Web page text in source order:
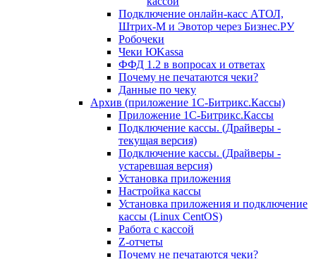
Подключение онлайн-касс АТОЛ,
Штрих-М и Эвотор через Бизнес.РУ
Робочеки
Чеки ЮKassa
ФФД 1.2 в вопросах и ответах
Почему не печатаются чеки?
Данные по чеку
Архив (приложение 1С-Битрикс.Кассы)
Приложение 1С-Битрикс.Кассы
Подключение кассы. (Драйверы -
текущая версия)
Подключение кассы. (Драйверы -
устаревшая версия)
Установка приложения
Настройка кассы
Установка приложения и подключение
кассы (Linux CentOS)
Работа с кассой
Z-отчеты
Почему не печатаются чеки?